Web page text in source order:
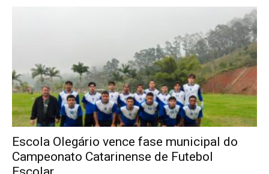
Escola Olegário vence fase municipal do
Campeonato Catarinense de Futebol